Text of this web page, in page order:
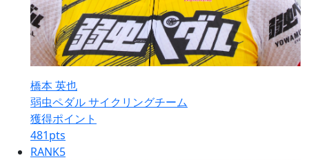
橋本 英也
弱虫ペダル サイクリングチーム
獲得ポイント
481pts
RANK5